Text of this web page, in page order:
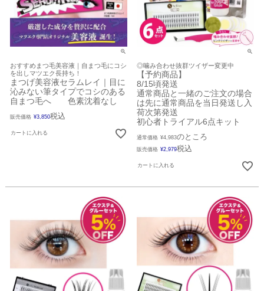
おすすめまつ毛美容液｜自まつ毛にコシ
を出しマツエク長持ち！
まつげ美容液セラムレイ｜目に
沁みない筆タイプでコシのある
自まつ毛へ 色素沈着なし
販売価格 ¥3,850税込
カートに入れる
◎噛み合わせ抜群ツイザー変更中
【予約商品】
8/15頃発送
通常商品と一緒のご注文の場合
は先に通常商品を当日発送し入
荷次第発送
初心者トライアル6点キット
通常価格 ¥4,983のところ
販売価格 ¥2,979税込
カートに入れる